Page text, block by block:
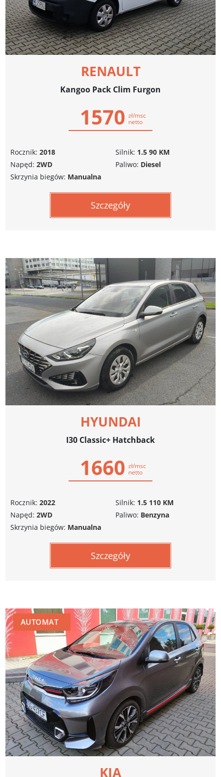
RENAULT
Kangoo Pack Clim Furgon
1570 zł/msc
netto
Rocznik: 2018
Napęd: 2WD
Silnik: 1.5 90 KM
Paliwo: Diesel
Skrzynia biegów: Manualna
Szczegóły
HYUNDAI
I30 Classic+ Hatchback
1660 zł/msc
netto
Rocznik: 2022
Napęd: 2WD
Silnik: 1.5 110 KM
Paliwo: Benzyna
Skrzynia biegów: Manualna
Szczegóły
AUTOMAT
KIA